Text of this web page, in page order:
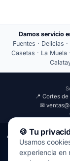
Damos servicio
Fuentes · Delicias
Casetas · La Muela
📍 Cortes de
✉
Aviso Legal
© 2000-2026 ·
·
🍪 Tu
Usamos
experiencia en